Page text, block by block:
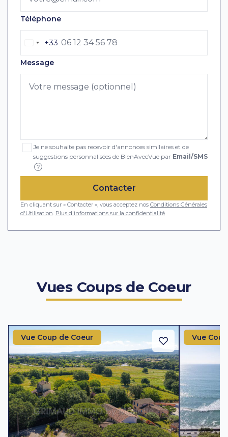
Téléphone
+33
Message
Je ne souhaite pas recevoir d'annonces similaires et de
suggestions personnalisées de BienAvecVue par Email/SMS
?
Contacter
En cliquant sur « Contacter », vous acceptez nos Conditions Générales
d'Utilisation Plus d'informations sur la confidentialité
Vues Coups de Coeur
Vue Coup de Coeur Vue